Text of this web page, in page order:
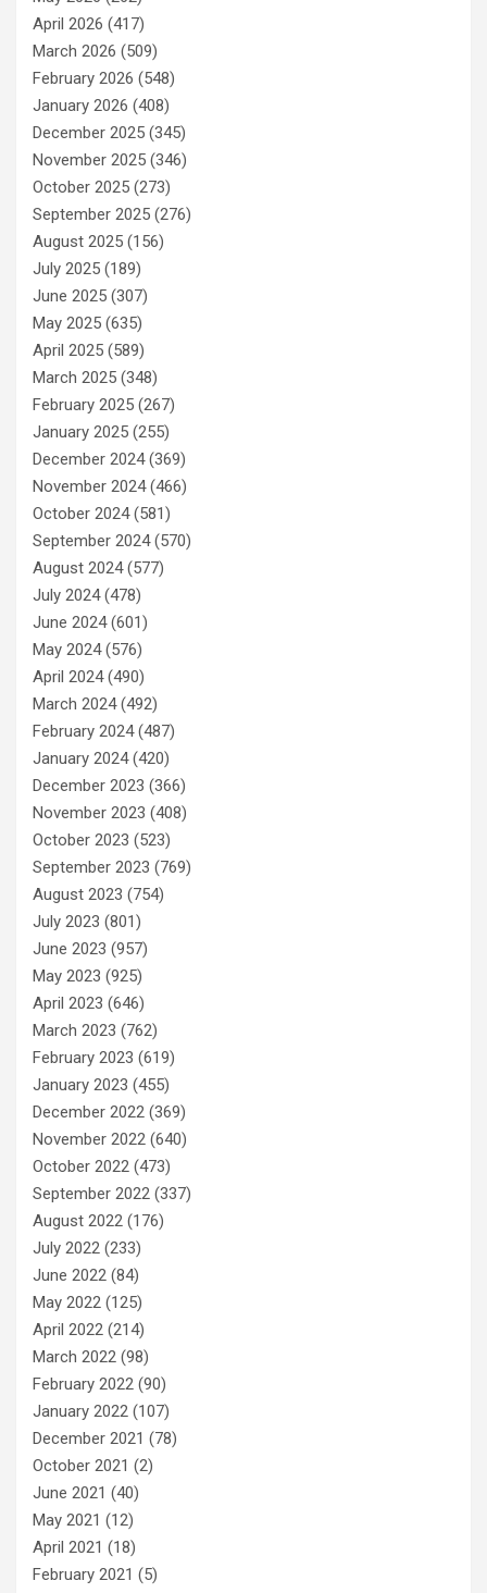
April 2026 (417)
March 2026 (509)
February 2026 (548)
January 2026 (408)
December 2025 (345)
November 2025 (346)
October 2025 (273)
September 2025 (276)
August 2025 (156)
July 2025 (189)
June 2025 (307)
May 2025 (635)
April 2025 (589)
March 2025 (348)
February 2025 (267)
January 2025 (255)
December 2024(369)
November 2024(466)
October 2024(581)
September 2024(570)
August 2024(577)
July 2024(478)
June 2024(601)
May 2024(576)
April 2024(490)
March 2024(492)
February 2024(487)
January 2024(420)
December 2023 (366)
November 2023 (408)
October 2023 (523)
September 2023 (769)
August 2023 (754)
July 2023 (801)
June 2023 (957)
May 2023 (925)
April 2023 (646)
March 2023 (762)
February 2023 (619)
January 2023 (455)
December 2022 (369)
November 2022 (640)
October 2022 (473)
September 2022 (337)
August 2022 (176)
July 2022 (233)
June 2022 (84)
May 2022 (125)
April 2022 (214)
March 2022 (98)
February 2022 (90)
January 2022 (107)
December 2021 (78)
October 2021 (2)
June 2021 (40)
May 2021 (12)
April 2021 (18)
February 2021 (5)